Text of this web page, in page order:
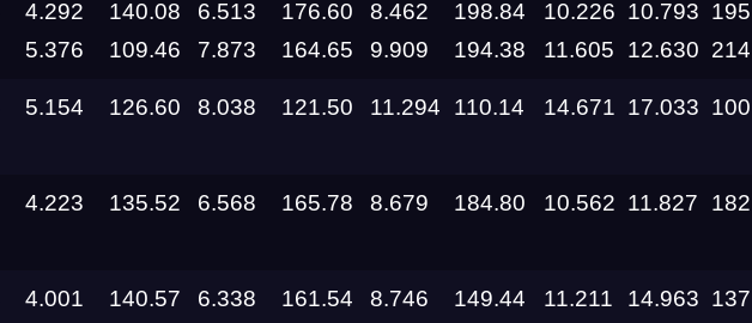
Evolution
Racepark
03.10.2026 —
04.10.2026
RDRC
Evolution
Racepark
05.09.2026 —
06.09.2026
4.292 140.08 6.513 176.60 8.462 198.84 10.226 10.793
5.376 109.46 7.873 164.65 9.909 194.38 11.605 12.630
5.154 126.60 8.038 121.50 11.294 110.14 14.671 17.033
4.223 135.52 6.568 165.78 8.679 184.80 10.562 11.827
4.001 140.57 6.338 161.54 8.746 149.44 11.211 14.963